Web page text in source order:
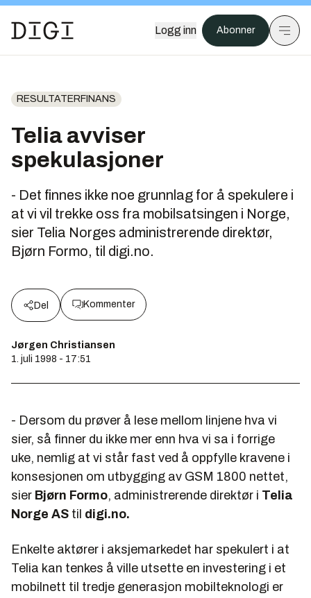
Logg inn Abonner
RESULTATERFINANS
Telia avviser
spekulasjoner
- Det finnes ikke noe grunnlag for å spekulere i
at vi vil trekke oss fra mobilsatsingen i Norge,
sier Telia Norges administrerende direktør,
Bjørn Formo, til digi.no.
Del Kommenter
Jørgen Christiansen
1. juli 1998 - 17:51
- Dersom du prøver å lese mellom linjene hva vi
sier, så finner du ikke mer enn hva vi sa i forrige
uke, nemlig at vi står fast ved å oppfylle kravene i
konsesjonen om utbygging av GSM 1800 nettet,
sier Bjørn Formo, administrerende direktør i Telia
Norge AS til digi.no.
Enkelte aktører i aksjemarkedet har spekulert i at
Telia kan tenkes å ville utsette en investering i et
mobilnett til tredje generasjon mobilteknologi er